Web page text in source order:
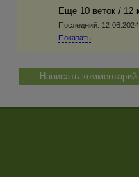
Еще 10 веток / 12
Последний:
Показать
Написать комментарий